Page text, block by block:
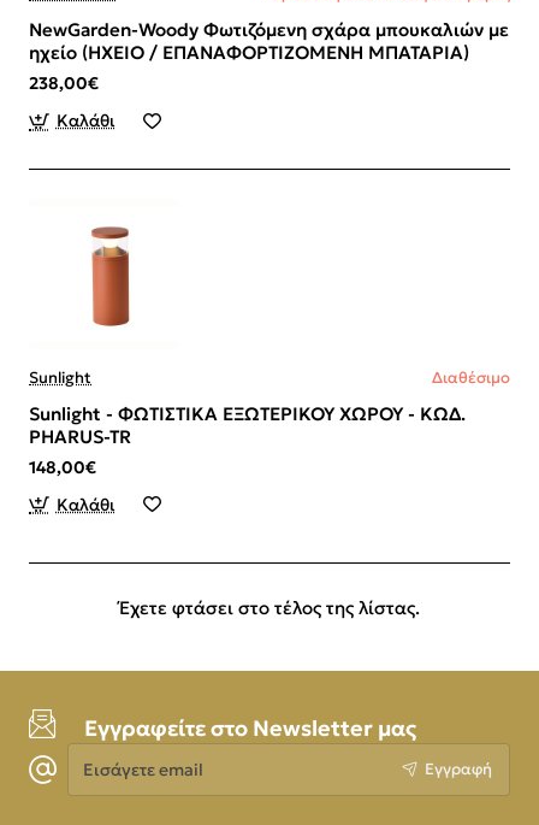
NewGarden-Woody Φωτιζόμενη σχάρα μπουκαλιών με
ηχείο (ΗΧΕΙΟ / ΕΠΑΝΑΦΟΡΤΙΖΟΜΕΝΗ ΜΠΑΤΑΡΙΑ)
238,00€
Καλάθι
Sunlight Διαθέσιμο
Sunlight - ΦΩΤΙΣΤΙΚΑ ΕΞΩΤΕΡΙΚΟΥ ΧΩΡΟΥ - ΚΩΔ.
PHARUS-TR
148,00€
Καλάθι
Έχετε φτάσει στο τέλος της λίστας.
Εγγραφείτε στο Newsletter μας
Εισάγετε
email
Εγγραφή